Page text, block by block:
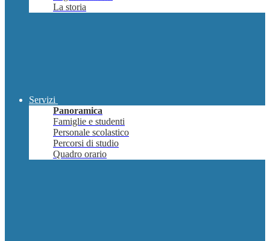
La storia
Servizi
Panoramica
Famiglie e studenti
Personale scolastico
Percorsi di studio
Quadro orario